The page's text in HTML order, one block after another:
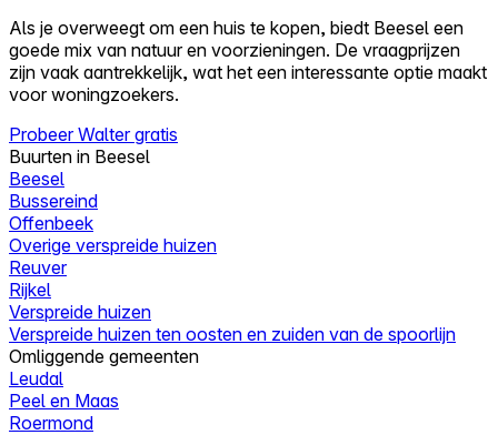
Als je overweegt om een huis te kopen, biedt Beesel een
goede mix van natuur en voorzieningen. De vraagprijzen
zijn vaak aantrekkelijk, wat het een interessante optie maakt
voor woningzoekers.
Probeer Walter gratis
Buurten in Beesel
Beesel
Bussereind
Offenbeek
Overige verspreide huizen
Reuver
Rijkel
Verspreide huizen
Verspreide huizen ten oosten en zuiden van de spoorlijn
Omliggende gemeenten
Leudal
Peel en Maas
Roermond